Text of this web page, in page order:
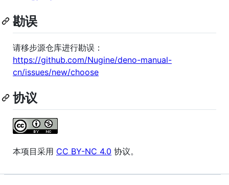
勘误
请移步源仓库进行勘误：
https://github.com/Nugine/deno-manual-
cn/issues/new/choose
协议
本项目采用 CC BY-NC 4.0 协议。